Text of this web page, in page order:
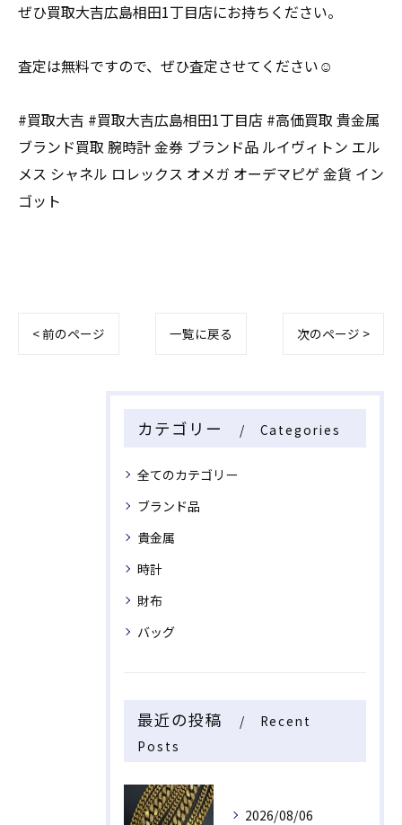
ぜひ買取大吉広島相田1丁目店にお持ちください。
査定は無料ですので、ぜひ査定させてください☺️
#買取大吉 #買取大吉広島相田1丁目店 #高価買取 貴金属
ブランド買取 腕時計 金券 ブランド品 ルイヴィトン エル
メス シャネル ロレックス オメガ オーデマピゲ 金貨 イン
ゴット
< 前のページ 一覧に戻る 次のページ >
カテゴリー Categories
全てのカテゴリー
ブランド品
貴金属
時計
財布
バッグ
最近の投稿
Recent
Posts
2026/08/06